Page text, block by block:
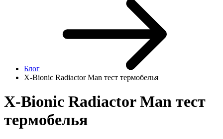
Блог
X-Bionic Radiactor Man тест термобелья
X-Bionic Radiactor Man тест
термобелья